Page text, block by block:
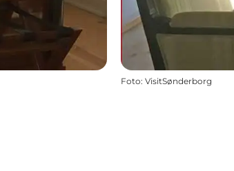
Foto: VisitSønderborg